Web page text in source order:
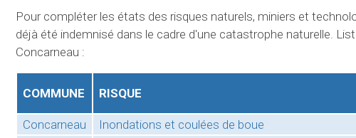
Pour compléter les états des risques naturels, miniers et
déjà été indemnisé dans le cadre d'une catastrophe naturelle.
Concarneau :
COMMUNE RISQUE
Concarneau Inondations et coulées de boue